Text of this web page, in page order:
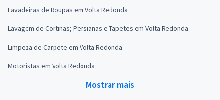
Lavadeiras de Roupas em Volta Redonda
Lavagem de Cortinas; Persianas e Tapetes em Volta Redonda
Limpeza de Carpete em Volta Redonda
Motoristas em Volta Redonda
Mostrar mais